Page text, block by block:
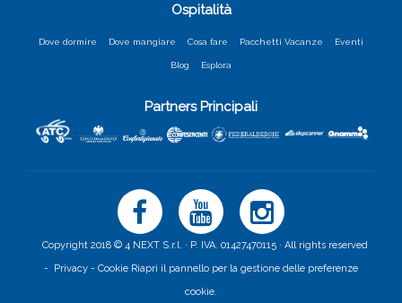
Ospitalità
Dove dormire Dove mangiare Cosa fare Pacchetti Vacanze Eventi
Blog Esplora
Partners Principali
Copyright 2018 © 4 NEXT S.r.l. · P. IVA. 01427470115 · All rights reserved
-
Privacy - Cookie Riapri il pannello per la gestione delle preferenze
cookie.